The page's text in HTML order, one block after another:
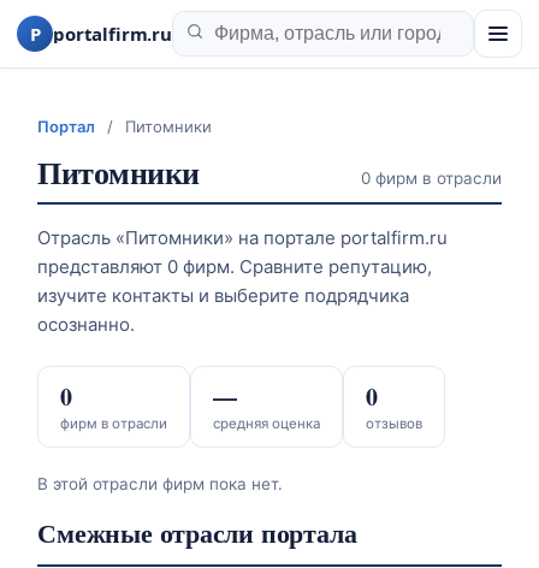
P portalfirm.ru
Портал / Питомники
Питомники 0 фирм в отрасли
Отрасль «Питомники» на портале portalfirm.ru
представляют 0 фирм. Сравните репутацию,
изучите контакты и выберите подрядчика
осознанно.
фирм в отрасли
0
средняя оценка
—
отзывов
0
В этой отрасли фирм пока нет.
Смежные отрасли портала